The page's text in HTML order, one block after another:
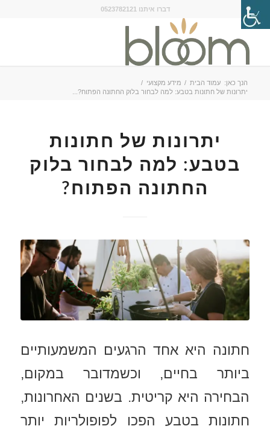
דברו איתנו 0523782121
הנך כאן: עמוד הבית / מידע מקצועי /
יתרונות של חתונות בטבע: למה לבחור בלוק החתונה הפתוח?...
יתרונות של חתונות
בטבע: למה לבחור בלוק
החתונה הפתוח?
חתונה היא אחד הרגעים המשמעותיים
ביותר בחיים, וכשמדובר במקום,
הבחירה היא קריטית. בשנים האחרונות,
חתונות בטבע הפכו לפופולריות יותר